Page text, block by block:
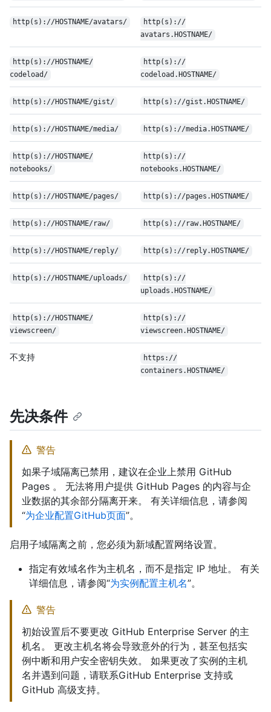
http(s)://HOSTNAME/avatars/ http(s)://
avatars.HOSTNAME/
http(s)://HOSTNAME/
codeload/
http(s)://
codeload.HOSTNAME/
http(s)://HOSTNAME/gist/ http(s)://gist.HOSTNAME/
http(s)://HOSTNAME/media/ http(s)://media.HOSTNAME/
http(s)://HOSTNAME/
notebooks/
http(s)://
notebooks.HOSTNAME/
http(s)://HOSTNAME/pages/ http(s)://pages.HOSTNAME/
http(s)://HOSTNAME/raw/ http(s)://raw.HOSTNAME/
http(s)://HOSTNAME/reply/ http(s)://reply.HOSTNAME/
http(s)://HOSTNAME/uploads/ http(s)://
uploads.HOSTNAME/
http(s)://HOSTNAME/
viewscreen/
http(s)://
viewscreen.HOSTNAME/
不支持 https://
containers.HOSTNAME/
先决条件
警告
如果子域隔离已禁用，建议在企业上禁用 GitHub
Pages 。 无法将用户提供 GitHub Pages 的内容与企
业数据的其余部分隔离开来。 有关详细信息，请参阅
“为企业配置GitHub页面”。
启用子域隔离之前，您必须为新域配置网络设置。
指定有效域名作为主机名，而不是指定 IP 地址。 有关
详细信息，请参阅“为实例配置主机名”。
警告
初始设置后不要更改 GitHub Enterprise Server 的主
机名。 更改主机名将会导致意外的行为，甚至包括实
例中断和用户安全密钥失效。 如果更改了实例的主机
名并遇到问题，请联系GitHub Enterprise 支持或
GitHub 高级支持。